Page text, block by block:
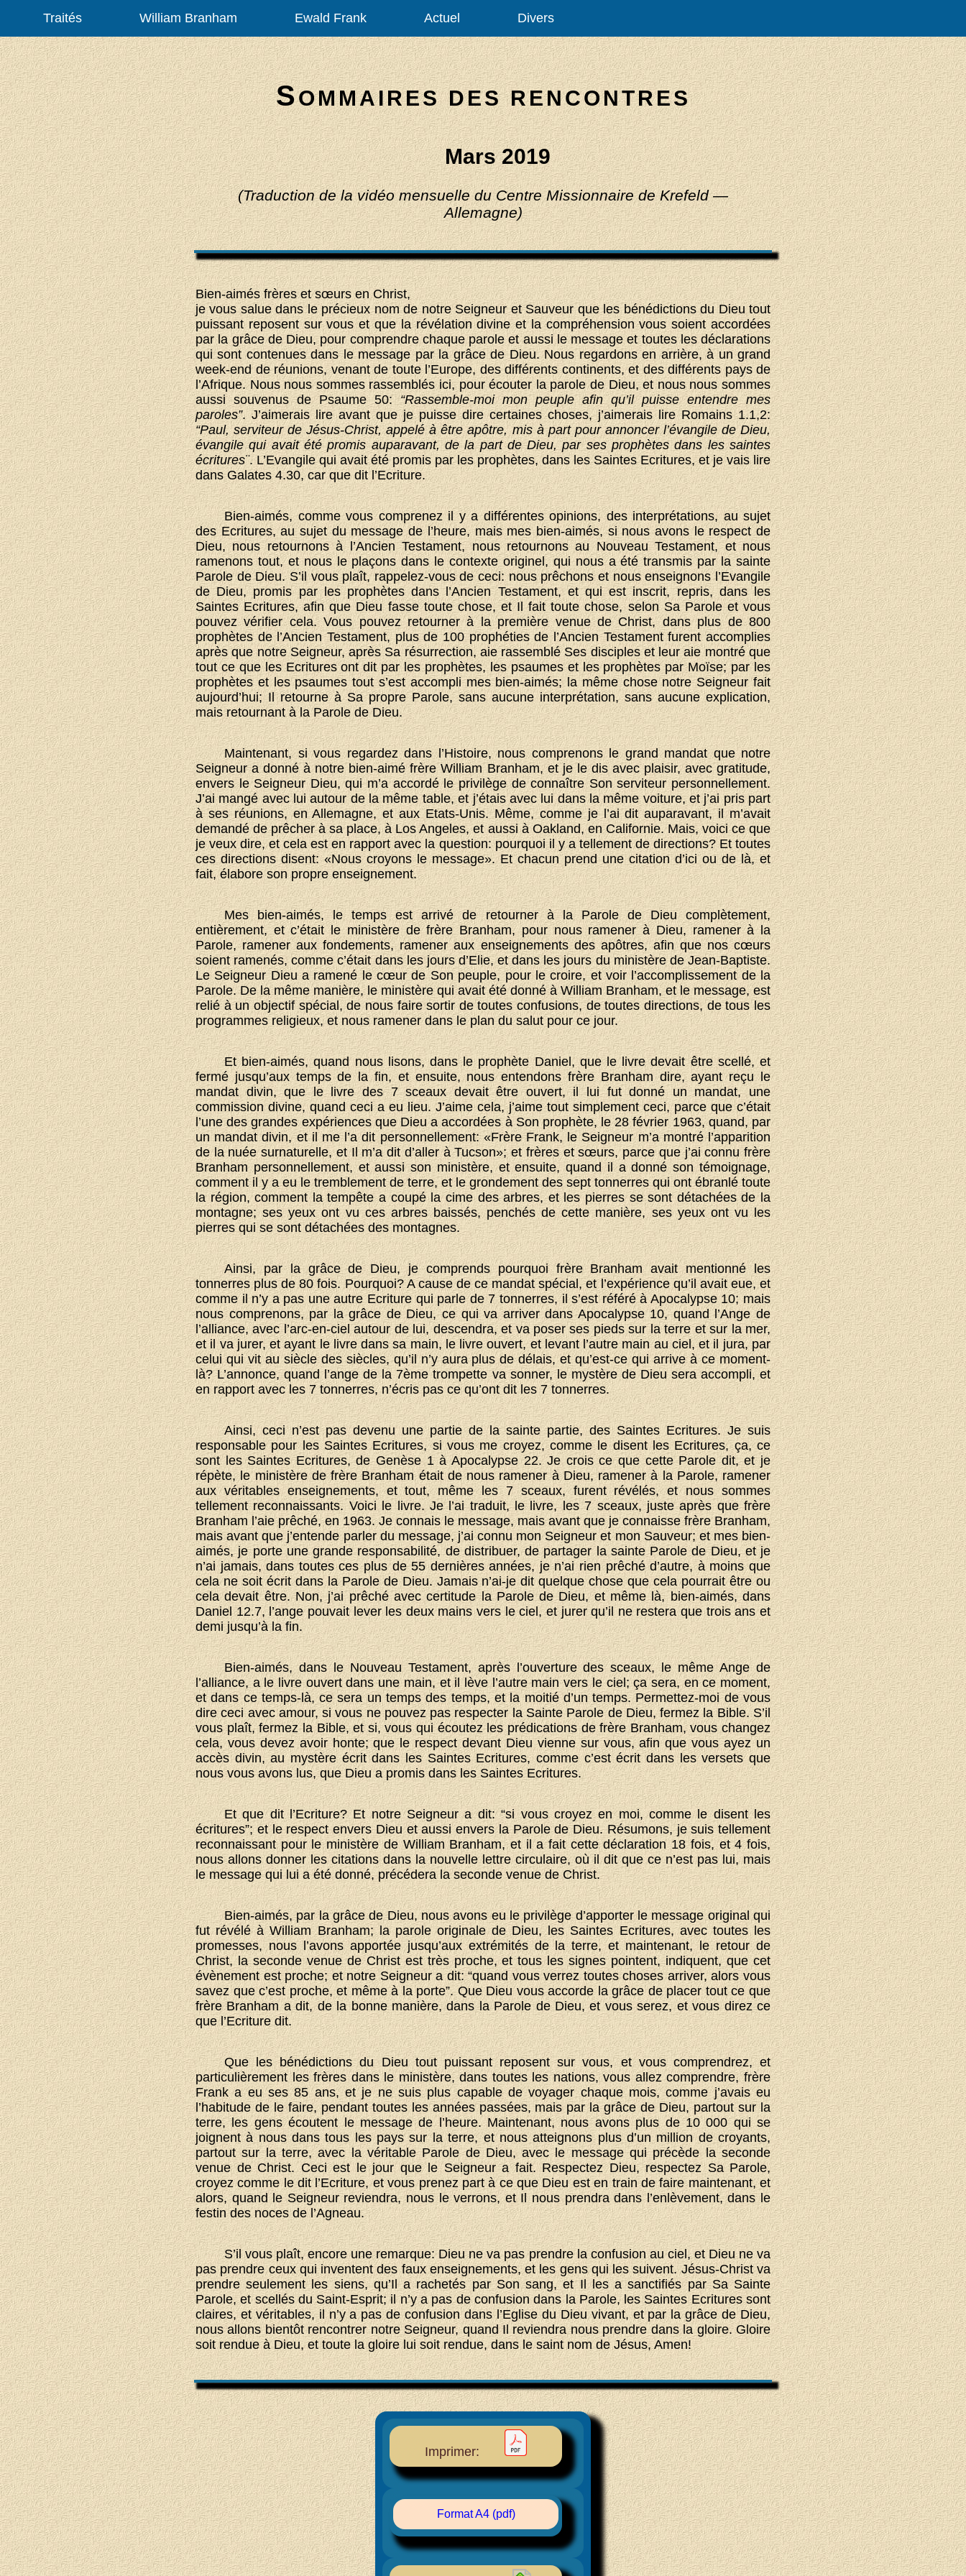
Traités William Branham Ewald Frank Actuel Divers
SOMMAIRES DES RENCONTRES
Mars 2019
(Traduction de la vidéo mensuelle du Centre Missionnaire de Krefeld —
Allemagne)
Bien-aimés frères et sœurs en Christ,
je vous salue dans le précieux nom de notre Seigneur et Sauveur que les bénédictions du Dieu tout
puissant reposent sur vous et que la révélation divine et la compréhension vous soient accordées
par la grâce de Dieu, pour comprendre chaque parole et aussi le message et toutes les déclarations
qui sont contenues dans le message par la grâce de Dieu. Nous regardons en arrière, à un grand
week-end de réunions, venant de toute l’Europe, des différents continents, et des différents pays de
l’Afrique. Nous nous sommes rassemblés ici, pour écouter la parole de Dieu, et nous nous sommes
aussi souvenus de Psaume 50:“Rassemble-moi mon peuple afin qu’il puisse entendre mes
paroles”. J’aimerais lire avant que je puisse dire certaines choses, j’aimerais lire Romains 1.1,2:
“Paul, serviteur de Jésus-Christ, appelé à être apôtre, mis à part pour annoncer l’évangile de Dieu,
évangile qui avait été promis auparavant, de la part de Dieu, par ses prophètes dans les saintes
écritures¨. L’Evangile qui avait été promis par les prophètes, dans les Saintes Ecritures, et je vais lire
dans Galates 4.30, car que dit l’Ecriture.
Bien-aimés, comme vous comprenez il y a différentes opinions, des interprétations, au sujet
des Ecritures, au sujet du message de l’heure, mais mes bien-aimés, si nous avons le respect de
Dieu, nous retournons à l’Ancien Testament, nous retournons au Nouveau Testament, et nous
ramenons tout, et nous le plaçons dans le contexte originel, qui nous a été transmis par la sainte
Parole de Dieu. S’il vous plaît, rappelez-vous de ceci: nous prêchons et nous enseignons l’Evangile
de Dieu, promis par les prophètes dans l’Ancien Testament, et qui est inscrit, repris, dans les
Saintes Ecritures, afin que Dieu fasse toute chose, et Il fait toute chose, selon Sa Parole et vous
pouvez vérifier cela. Vous pouvez retourner à la première venue de Christ, dans plus de 800
prophètes de l’Ancien Testament, plus de 100 prophéties de l’Ancien Testament furent accomplies
après que notre Seigneur, après Sa résurrection, aie rassemblé Ses disciples et leur aie montré que
tout ce que les Ecritures ont dit par les prophètes, les psaumes et les prophètes par Moïse; par les
prophètes et les psaumes tout s’est accompli mes bien-aimés; la même chose notre Seigneur fait
aujourd’hui; Il retourne à Sa propre Parole, sans aucune interprétation, sans aucune explication,
mais retournant à la Parole de Dieu.
Maintenant, si vous regardez dans l’Histoire, nous comprenons le grand mandat que notre
Seigneur a donné à notre bien-aimé frère William Branham, et je le dis avec plaisir, avec gratitude,
envers le Seigneur Dieu, qui m’a accordé le privilège de connaître Son serviteur personnellement.
J’ai mangé avec lui autour de la même table, et j’étais avec lui dans la même voiture, et j’ai pris part
à ses réunions, en Allemagne, et aux Etats-Unis. Même, comme je l’ai dit auparavant, il m’avait
demandé de prêcher à sa place, à Los Angeles, et aussi à Oakland, en Californie. Mais, voici ce que
je veux dire, et cela est en rapport avec la question: pourquoi il y a tellement de directions? Et toutes
ces directions disent: «Nous croyons le message». Et chacun prend une citation d’ici ou de là, et
fait, élabore son propre enseignement.
Mes bien-aimés, le temps est arrivé de retourner à la Parole de Dieu complètement,
entièrement, et c’était le ministère de frère Branham, pour nous ramener à Dieu, ramener à la
Parole, ramener aux fondements, ramener aux enseignements des apôtres, afin que nos cœurs
soient ramenés, comme c’était dans les jours d’Elie, et dans les jours du ministère de Jean-Baptiste.
Le Seigneur Dieu a ramené le cœur de Son peuple, pour le croire, et voir l’accomplissement de la
Parole. De la même manière, le ministère qui avait été donné à William Branham, et le message, est
relié à un objectif spécial, de nous faire sortir de toutes confusions, de toutes directions, de tous les
programmes religieux, et nous ramener dans le plan du salut pour ce jour.
Et bien-aimés, quand nous lisons, dans le prophète Daniel, que le livre devait être scellé, et
fermé jusqu’aux temps de la fin, et ensuite, nous entendons frère Branham dire, ayant reçu le
mandat divin, que le livre des 7 sceaux devait être ouvert, il lui fut donné un mandat, une
commission divine, quand ceci a eu lieu. J’aime cela, j’aime tout simplement ceci, parce que c’était
l’une des grandes expériences que Dieu a accordées à Son prophète, le 28 février 1963, quand, par
un mandat divin, et il me l’a dit personnellement: «Frère Frank, le Seigneur m’a montré l’apparition
de la nuée surnaturelle, et Il m’a dit d’aller à Tucson»; et frères et sœurs, parce que j’ai connu frère
Branham personnellement, et aussi son ministère, et ensuite, quand il a donné son témoignage,
comment il y a eu le tremblement de terre, et le grondement des sept tonnerres qui ont ébranlé toute
la région, comment la tempête a coupé la cime des arbres, et les pierres se sont détachées de la
montagne; ses yeux ont vu ces arbres baissés, penchés de cette manière, ses yeux ont vu les
pierres qui se sont détachées des montagnes.
Ainsi, par la grâce de Dieu, je comprends pourquoi frère Branham avait mentionné les
tonnerres plus de 80 fois. Pourquoi? A cause de ce mandat spécial, et l’expérience qu’il avait eue, et
comme il n’y a pas une autre Ecriture qui parle de 7 tonnerres, il s’est référé à Apocalypse 10; mais
nous comprenons, par la grâce de Dieu, ce qui va arriver dans Apocalypse 10, quand l’Ange de
l’alliance, avec l’arc-en-ciel autour de lui, descendra, et va poser ses pieds sur la terre et sur la mer,
et il va jurer, et ayant le livre dans sa main, le livre ouvert, et levant l’autre main au ciel, et il jura, par
celui qui vit au siècle des siècles, qu’il n’y aura plus de délais, et qu’est-ce qui arrive à ce moment-
là? L’annonce, quand l’ange de la 7ème trompette va sonner, le mystère de Dieu sera accompli, et
en rapport avec les 7 tonnerres, n’écris pas ce qu’ont dit les 7 tonnerres.
Ainsi, ceci n’est pas devenu une partie de la sainte partie, des Saintes Ecritures. Je suis
responsable pour les Saintes Ecritures, si vous me croyez, comme le disent les Ecritures, ça, ce
sont les Saintes Ecritures, de Genèse 1 à Apocalypse 22. Je crois ce que cette Parole dit, et je
répète, le ministère de frère Branham était de nous ramener à Dieu, ramener à la Parole, ramener
aux véritables enseignements, et tout, même les 7 sceaux, furent révélés, et nous sommes
tellement reconnaissants. Voici le livre. Je l’ai traduit, le livre, les 7 sceaux, juste après que frère
Branham l’aie prêché, en 1963. Je connais le message, mais avant que je connaisse frère Branham,
mais avant que j’entende parler du message, j’ai connu mon Seigneur et mon Sauveur; et mes bien-
aimés, je porte une grande responsabilité, de distribuer, de partager la sainte Parole de Dieu, et je
n’ai jamais, dans toutes ces plus de 55 dernières années, je n’ai rien prêché d’autre, à moins que
cela ne soit écrit dans la Parole de Dieu. Jamais n’ai-je dit quelque chose que cela pourrait être ou
cela devait être. Non, j’ai prêché avec certitude la Parole de Dieu, et même là, bien-aimés, dans
Daniel 12.7, l’ange pouvait lever les deux mains vers le ciel, et jurer qu’il ne restera que trois ans et
demi jusqu’à la fin.
Bien-aimés, dans le Nouveau Testament, après l’ouverture des sceaux, le même Ange de
l’alliance, a le livre ouvert dans une main, et il lève l’autre main vers le ciel; ça sera, en ce moment,
et dans ce temps-là, ce sera un temps des temps, et la moitié d’un temps. Permettez-moi de vous
dire ceci avec amour, si vous ne pouvez pas respecter la Sainte Parole de Dieu, fermez la Bible. S’il
vous plaît, fermez la Bible, et si, vous qui écoutez les prédications de frère Branham, vous changez
cela, vous devez avoir honte; que le respect devant Dieu vienne sur vous, afin que vous ayez un
accès divin, au mystère écrit dans les Saintes Ecritures, comme c’est écrit dans les versets que
nous vous avons lus, que Dieu a promis dans les Saintes Ecritures.
Et que dit l’Ecriture? Et notre Seigneur a dit: “si vous croyez en moi, comme le disent les
écritures”; et le respect envers Dieu et aussi envers la Parole de Dieu. Résumons, je suis tellement
reconnaissant pour le ministère de William Branham, et il a fait cette déclaration 18 fois, et 4 fois,
nous allons donner les citations dans la nouvelle lettre circulaire, où il dit que ce n’est pas lui, mais
le message qui lui a été donné, précédera la seconde venue de Christ.
Bien-aimés, par la grâce de Dieu, nous avons eu le privilège d’apporter le message original qui
fut révélé à William Branham; la parole originale de Dieu, les Saintes Ecritures, avec toutes les
promesses, nous l’avons apportée jusqu’aux extrémités de la terre, et maintenant, le retour de
Christ, la seconde venue de Christ est très proche, et tous les signes pointent, indiquent, que cet
évènement est proche; et notre Seigneur a dit: “quand vous verrez toutes choses arriver, alors vous
savez que c’est proche, et même à la porte”. Que Dieu vous accorde la grâce de placer tout ce que
frère Branham a dit, de la bonne manière, dans la Parole de Dieu, et vous serez, et vous direz ce
que l’Ecriture dit.
Que les bénédictions du Dieu tout puissant reposent sur vous, et vous comprendrez, et
particulièrement les frères dans le ministère, dans toutes les nations, vous allez comprendre, frère
Frank a eu ses 85 ans, et je ne suis plus capable de voyager chaque mois, comme j’avais eu
l’habitude de le faire, pendant toutes les années passées, mais par la grâce de Dieu, partout sur la
terre, les gens écoutent le message de l’heure. Maintenant, nous avons plus de 10 000 qui se
joignent à nous dans tous les pays sur la terre, et nous atteignons plus d’un million de croyants,
partout sur la terre, avec la véritable Parole de Dieu, avec le message qui précède la seconde
venue de Christ. Ceci est le jour que le Seigneur a fait. Respectez Dieu, respectez Sa Parole,
croyez comme le dit l’Ecriture, et vous prenez part à ce que Dieu est en train de faire maintenant, et
alors, quand le Seigneur reviendra, nous le verrons, et Il nous prendra dans l’enlèvement, dans le
festin des noces de l’Agneau.
S’il vous plaît, encore une remarque: Dieu ne va pas prendre la confusion au ciel, et Dieu ne va
pas prendre ceux qui inventent des faux enseignements, et les gens qui les suivent. Jésus-Christ va
prendre seulement les siens, qu’Il a rachetés par Son sang, et Il les a sanctifiés par Sa Sainte
Parole, et scellés du Saint-Esprit; il n’y a pas de confusion dans la Parole, les Saintes Ecritures sont
claires, et véritables, il n’y a pas de confusion dans l’Eglise du Dieu vivant, et par la grâce de Dieu,
nous allons bientôt rencontrer notre Seigneur, quand Il reviendra nous prendre dans la gloire. Gloire
soit rendue à Dieu, et toute la gloire lui soit rendue, dans le saint nom de Jésus, Amen!
Imprimer:
Format A4 (pdf)